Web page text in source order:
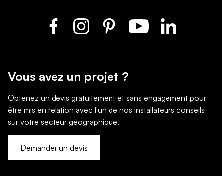
Vous avez un projet ?
Obtenez un devis gratuitement et sans engagement pour
être mis en relation avec l'un de nos installateurs conseils
sur votre secteur géographique.
Demander un devis